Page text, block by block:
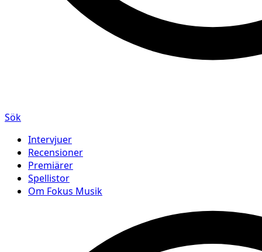
Sök
Intervjuer
Recensioner
Premiärer
Spellistor
Om Fokus Musik